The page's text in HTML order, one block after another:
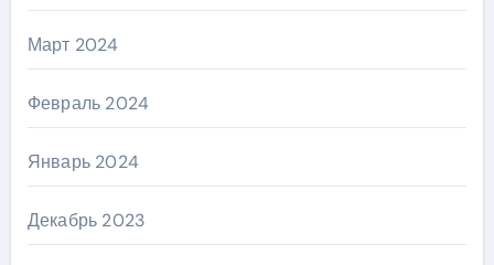
Март 2024
Февраль 2024
Январь 2024
Декабрь 2023